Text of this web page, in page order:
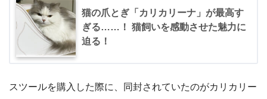
猫の爪とぎ「カリカリーナ」が最高す
ぎる……！ 猫飼いを感動させた魅力に
迫る！
スツールを購入した際に、同封されていたのがカリカリー